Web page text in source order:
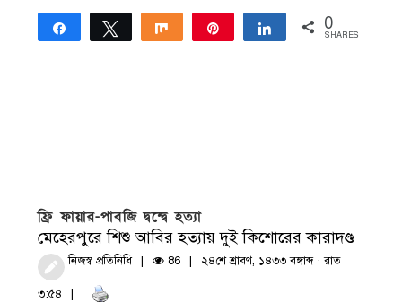
Share Tweet Share Share 0
SHARES
ফ্রি ফায়ার-পাবজি দ্বন্দ্বে হত্যা
মেহেরপুরে শিশু আবির হত্যায় দুই কিশোরের কারাদণ্ড
নিজস্ব প্রতিনিধি 86 ২৪শে শ্রাবণ, ১৪৩৩ বঙ্গাব্দ · রাত
৩:৫৪